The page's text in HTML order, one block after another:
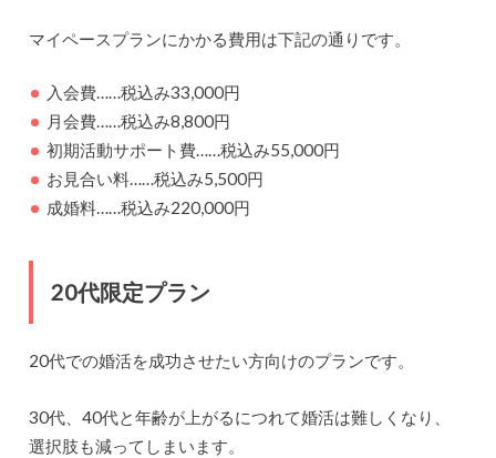
マイペースプランにかかる費用は下記の通りです。
入会費……税込み33,000円
月会費……税込み8,800円
初期活動サポート費……税込み55,000円
お見合い料……税込み5,500円
成婚料……税込み220,000円
20代限定プラン
20代での婚活を成功させたい方向けのプランです。
30代、40代と年齢が上がるにつれて婚活は難しくなり、
選択肢も減ってしまいます。